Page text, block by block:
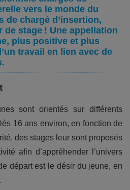
vers le monde du
de chargé d’insertion,
de stage ! Une appellation
plus positive et plus
travail en lien avec de
sont orientés sur différents
16 ans environ, en fonction de
des stages leur sont proposés
afin d’appréhender l’univers
départ est le désir du jeune, en